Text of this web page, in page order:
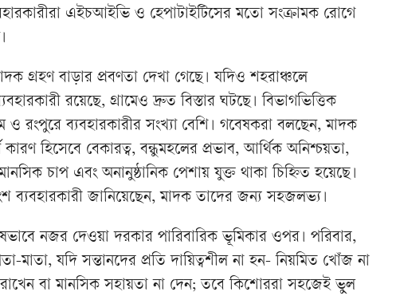
এইচআইভি ও হেপাটাইটিসের মতো সংক্রামক রোগে
গ্রহণ বাড়ার প্রবণতা দেখা গেছে। যদিও শহরাঞ্চলে
রয়েছে, গ্রামেও দ্রুত বিস্তার ঘটছে। বিভাগভিত্তিক
ও রংপুরে ব্যবহারকারীর সংখ্যা বেশি। গবেষকরা বলছেন, মাদক
কারণ হিসেবে বেকারত্ব, বন্ধুমহলের প্রভাব, আর্থিক অনিশ্চয়তা,
চাপ এবং অনানুষ্ঠানিক পেশায় যুক্ত থাকা চিহ্নিত হয়েছে।
ব্যবহারকারী জানিয়েছেন, মাদক তাদের জন্য সহজলভ্য।
নজর দেওয়া দরকার পারিবারিক ভূমিকার ওপর। পরিবার,
মাতা, যদি সন্তানদের প্রতি দায়িত্বশীল না হন- নিয়মিত খোঁজ না
বা মানসিক সহায়তা না দেন; তবে কিশোররা সহজেই ভুল